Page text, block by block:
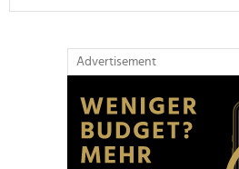
Advertisement